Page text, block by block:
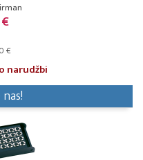
€
narudžbi